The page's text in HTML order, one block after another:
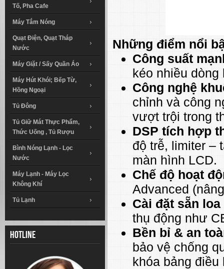
Tố, Pha Cafe
Máy Tắm Nóng
Quạt Điện, Quạt Tháp
Nước
Máy Giặt / Sấy Quần Áo
Máy Hút Khói; Bếp Từ,
Hồng Ngoại
Tủ Đông
Tủ Giữ Mát Thực Phẩm,
Thức Uống , Tủ Rượu
Bình Nóng Lạnh - Lọc
Nước
Máy Lạnh - Máy Lọc
Không Khí
Tủ Lạnh
Hotline
Những điểm nổi
Công suất
kéo nhiều
Công nghệ
chỉnh và công
vượt trội trong
DSP tích hợp
độ trễ, limiter –
màn hình LCD.
Chế độ hoạt
Advanced
Cài đặt sẵn loa
thụ động như
Bền bỉ & an
bảo vệ chống
khóa bảng điều